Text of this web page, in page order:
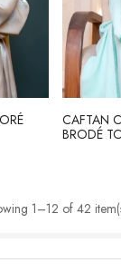
CAFTAN
BRODÉ
1–12 of 42